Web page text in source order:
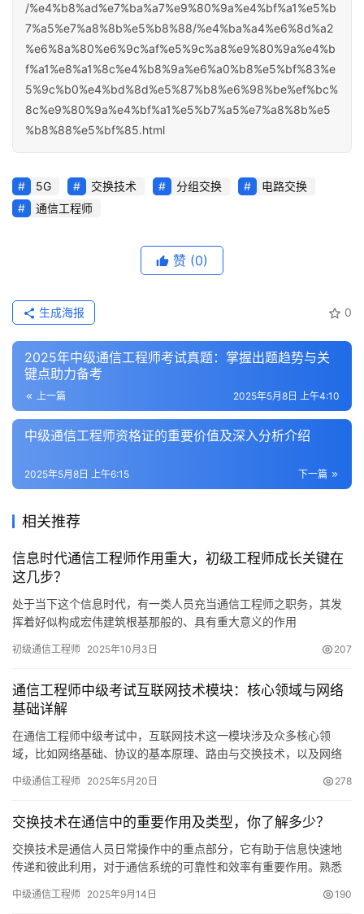
/%e4%b8%ad%e7%ba%a7%e9%80%9a%e4%bf%a1%e5%b
7%a5%e7%a8%8b%e5%b8%88/%e4%ba%a4%e6%8d%a2
%e6%8a%80%e6%9c%af%e5%9c%a8%e9%80%9a%e4%b
f%a1%e8%a1%8c%e4%b8%9a%e6%a0%b8%e5%bf%83%e
5%9c%b0%e4%bd%8d%e5%87%b8%e6%98%be%ef%bc%
8c%e9%80%9a%e4%bf%a1%e5%b7%a5%e7%a8%8b%e5
%b8%88%e5%bf%85.html
5G 交换技术 分组交换
电路交换
通信工程师
赞 (0)
0
生成海报
2025年中级通信工程师考试真题：掌握出题趋势与关
键点助力备考
上一篇 2025年5月8日 上午4:10
中级通信工程师资格证的重要价值及深入分析介绍
下一篇
2025年5月8日 上午6:15
相关推荐
信息时代通信工程师作用重大，初级工程师成长关键在
这几步？
处于当下这个信息时代，有一类人员充当通信工程师之职务，其发
挥着好似构成宏伟建筑根基那般的、具有重大意义的作用
初级通信工程师 2025年10月3日 207
通信工程师中级考试互联网技术模块：核心领域与网络
基础详解
在通信工程师中级考试中，互联网技术这一模块涉及众多核心领
域，比如网络基础、协议的基本原理、路由与交换技术，以及网络
中级通信工程师 2025年5月20日 278
交换技术在通信中的重要作用及类型，你了解多少？
交换技术是通信人员日常操作中的重点部分，它有助于信息快速地
传递和彼此利用，对于通信系统的可靠性和效率有重要作用。熟悉
务。
中级通信工程师 2025年9月14日 190